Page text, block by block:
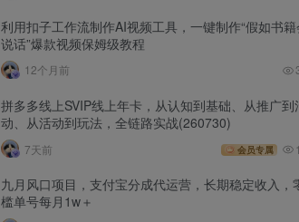
利用扣子工作流制作AI视频工具，一键制作“假如书籍
说话”爆款视频保姆级教程
12个月前
拼多多线上SVIP线上年卡，从认知到基础、从推广到
动、从活动到玩法，全链路实战(260730)
7天前 会员专属
九月风口项目，支付宝分成代运营，长期稳定收入，
槛单号每月1w＋